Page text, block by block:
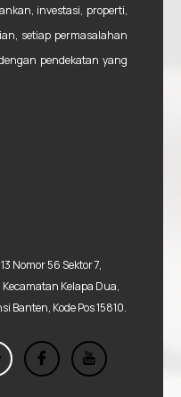
investasi, properti,
setiap permasalahan
pendekatan yang
Nomor 56 Sektor 7,
Kelapa Dua,
Banten, Kode Pos 15810.